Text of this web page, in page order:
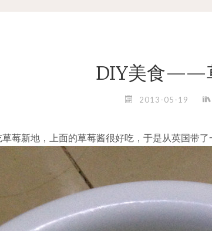
DIY美食——
2013-05-19
莓新地，上面的草莓酱很好吃，于是从英国带了